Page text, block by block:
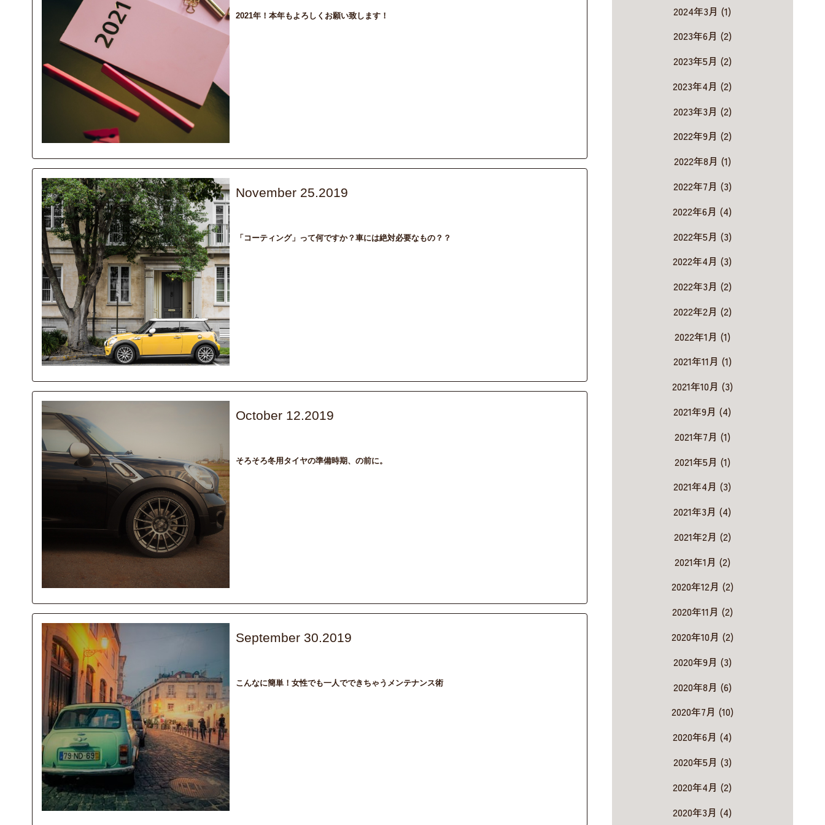
2021年！本年もよろしくお願い致します！
November 25.2019
「コーティング」って何ですか？車には絶対必要なもの？？
October 12.2019
そろそろ冬用タイヤの準備時期、の前に。
September 30.2019
こんなに簡単！女性でも一人でできちゃうメンテナンス術
2024年3月 (1)
2023年6月 (2)
2023年5月 (2)
2023年4月 (2)
2023年3月 (2)
2022年9月 (2)
2022年8月 (1)
2022年7月 (3)
2022年6月 (4)
2022年5月 (3)
2022年4月 (3)
2022年3月 (2)
2022年2月 (2)
2022年1月 (1)
2021年11月 (1)
2021年10月 (3)
2021年9月 (4)
2021年7月 (1)
2021年5月 (1)
2021年4月 (3)
2021年3月 (4)
2021年2月 (2)
2021年1月 (2)
2020年12月 (2)
2020年11月 (2)
2020年10月 (2)
2020年9月 (3)
2020年8月 (6)
2020年7月 (10)
2020年6月 (4)
2020年5月 (3)
2020年4月 (2)
2020年3月 (4)